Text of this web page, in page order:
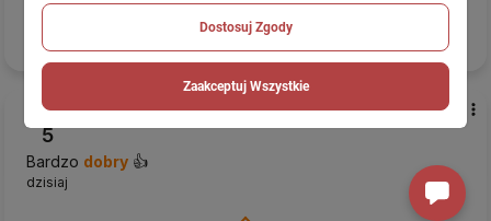
Twoja opinia to dla nas ogromna motywacja, dziękujemy.
Wojciech zweryfikowano
5
Bardzo dobry 👍️
dzisiaj
Dostosuj Zgody
Zaakceptuj Wszystkie